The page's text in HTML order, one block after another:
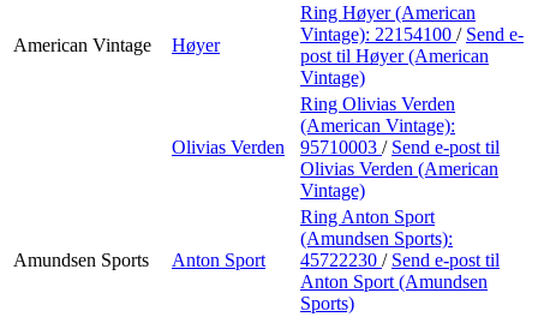
American Vintage Høyer
Ring Høyer (American
Vintage): 22154100 / Send e-
post til Høyer (American
Vintage)
Olivias Verden
Ring Olivias Verden
(American Vintage):
95710003 / Send e-post til
Olivias Verden (American
Vintage)
Amundsen Sports Anton Sport
Ring Anton Sport
(Amundsen Sports):
45722230 / Send e-post til
Anton Sport (Amundsen
Sports)